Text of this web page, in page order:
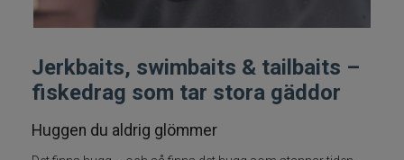
Handgjorda beten
Jiggar och Gummibeten
Jerkbaits, swimbaits & tailbaits –
fiskedrag som tar stora gäddor
Huggen du aldrig glömmer